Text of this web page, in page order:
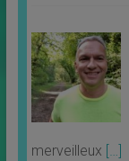
merveilleux […]